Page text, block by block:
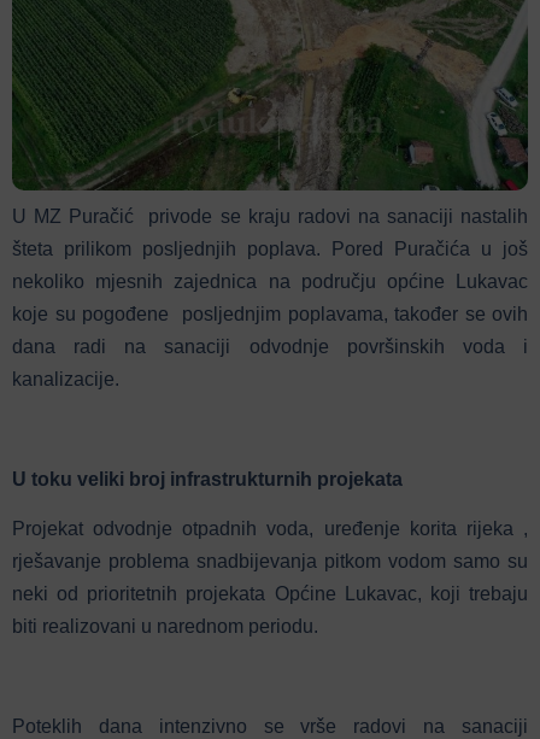
U MZ Puračić privode se kraju radovi na sanaciji nastalih
šteta prilikom posljednjih poplava. Pored Puračića u još
nekoliko mjesnih zajednica na području općine Lukavac
koje su pogođene posljednjim poplavama, također se ovih
dana radi na sanaciji odvodnje površinskih voda i
kanalizacije.
U toku veliki broj infrastrukturnih projekata
Projekat odvodnje otpadnih voda, uređenje korita rijeka ,
rješavanje problema snadbijevanja pitkom vodom samo su
neki od prioritetnih projekata Općine Lukavac, koji trebaju
biti realizovani u narednom periodu.
Poteklih dana intenzivno se vrše radovi na sanaciji